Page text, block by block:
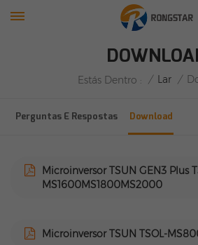
Estás Dentro : / Lar /
Perguntas E Respostas Download
Microinversor TSUN GEN3 Plus
MS1600MS1800MS2000
Microinversor TSUN TSOL-